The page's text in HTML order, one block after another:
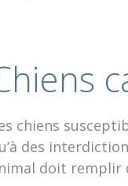
chiens
des
doit remplir